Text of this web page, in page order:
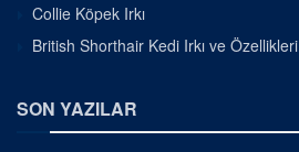
Collie Köpek Irkı
British Shorthair Kedi Irkı ve Özellikleri
SON YAZILAR